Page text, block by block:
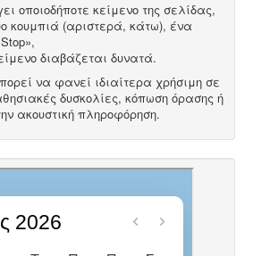
οποιοδήποτε κείμενο της σελίδας,
κουμπιά (αριστερά, κάτω), ένα
διαβάζεται δυνατά.
να φανεί ιδιαίτερα χρήσιμη σε
δυσκολίες, κόπωση όρασης ή
ακουστική πληροφόρηση.